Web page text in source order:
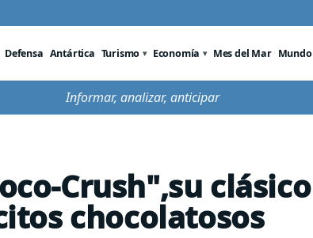
Defensa Antártica Turismo Economía Mes del Mar Mundo
Informar, analizar, anticipar
Crush",su clásico
chocolatosos